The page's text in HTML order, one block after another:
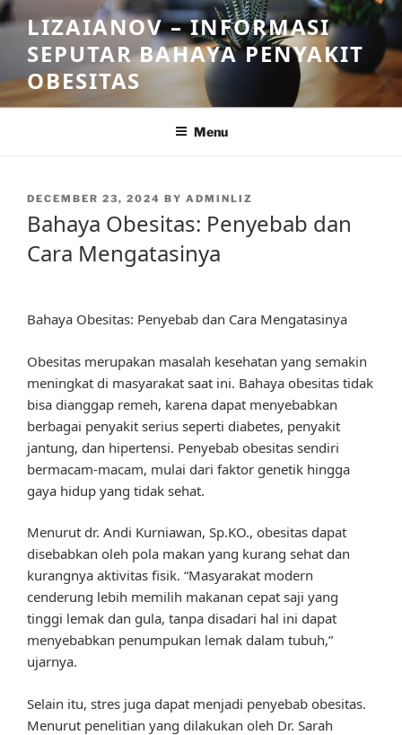
Skip
to
content
LIZAIANOV – INFORMASI
SEPUTAR BAHAYA PENYAKIT
OBESITAS
Menu
POSTED
DECEMBER 23, 2024 BY ADMINLIZ
Bahaya Obesitas: Penyebab dan
Cara Mengatasinya
Bahaya Obesitas: Penyebab dan Cara Mengatasinya
Obesitas merupakan masalah kesehatan yang semakin
meningkat di masyarakat saat ini. Bahaya obesitas tidak
bisa dianggap remeh, karena dapat menyebabkan
berbagai penyakit serius seperti diabetes, penyakit
jantung, dan hipertensi. Penyebab obesitas sendiri
bermacam-macam, mulai dari faktor genetik hingga
gaya hidup yang tidak sehat.
Menurut dr. Andi Kurniawan, Sp.KO., obesitas dapat
disebabkan oleh pola makan yang kurang sehat dan
kurangnya aktivitas fisik. “Masyarakat modern
cenderung lebih memilih makanan cepat saji yang
tinggi lemak dan gula, tanpa disadari hal ini dapat
menyebabkan penumpukan lemak dalam tubuh,”
ujarnya.
Selain itu, stres juga dapat menjadi penyebab obesitas.
Menurut penelitian yang dilakukan oleh Dr. Sarah